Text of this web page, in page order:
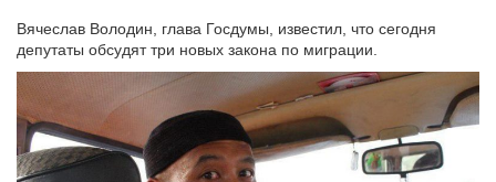
Вячеслав Володин, глава Госдумы, известил, что сегодня
депутаты обсудят три новых закона по миграции.